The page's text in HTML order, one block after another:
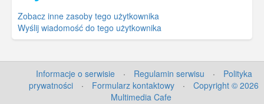
Zobacz inne zasoby tego użytkownika
Wyślij wiadomość do tego użytkownika
Informacje o serwisie · Regulamin serwisu ·
Polityka
prywatności
· Formularz kontaktowy ·
Copyright © 2026
Multimedia Cafe